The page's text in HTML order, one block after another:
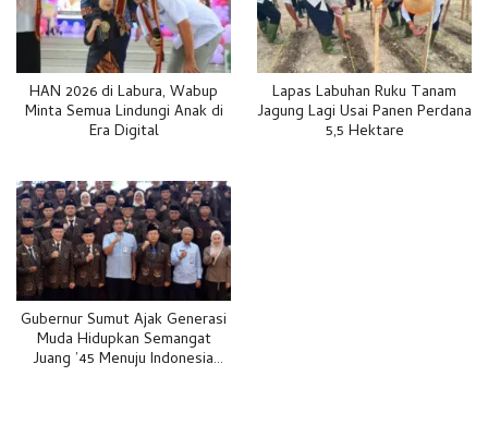
HAN 2026 di Labura, Wabup
Minta Semua Lindungi Anak di
Era Digital
Lapas Labuhan Ruku Tanam
Jagung Lagi Usai Panen Perdana
5,5 Hektare
Gubernur Sumut Ajak Generasi
Muda Hidupkan Semangat
Juang ’45 Menuju Indonesia